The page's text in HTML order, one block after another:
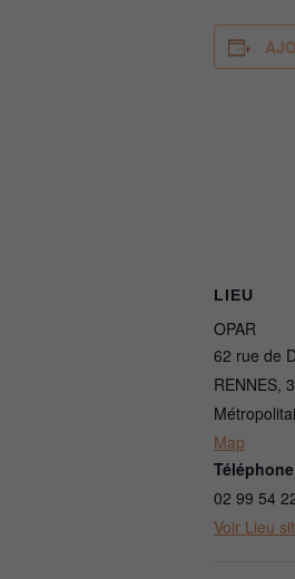
LIEU
OPAR
62 rue de
RENNES,
Map
Téléphone
02 99 54
Voir Lieu